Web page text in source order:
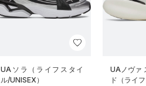
UAソラ（ライフスタイ
ル/UNISEX）
UAノヴァ
ド（ライ